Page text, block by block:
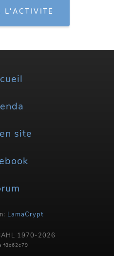
L'ACTIVITÉ
site
LamaCrypt
1970-2026
f8c62c79